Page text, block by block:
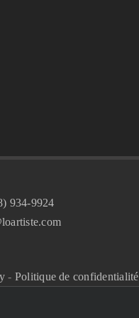
934-9924
- Politique de confidentialité